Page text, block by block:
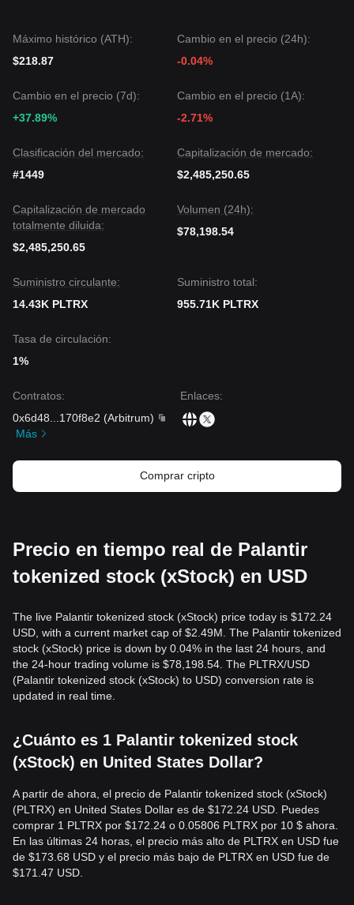
Máximo histórico (ATH):
$218.87
Cambio en el precio (24h):
-0.04%
Cambio en el precio (7d):
+37.89%
Cambio en el precio (1A):
-2.71%
Clasificación del mercado:
#1449
Capitalización de mercado:
$2,485,250.65
Capitalización de mercado
totalmente diluida:
$2,485,250.65
Volumen (24h):
$78,198.54
Suministro circulante:
14.43K PLTRX
Suministro total:
955.71K PLTRX
Tasa de circulación:
1%
Contratos:
0x6d48
170f8e2 (Arbitrum)
Más
Enlaces:
Comprar cripto
Precio en tiempo real de Palantir
tokenized stock (xStock) en USD
The live Palantir tokenized stock (xStock) price today is $172.24
USD, with a current market cap of $2.49M. The Palantir tokenized
stock (xStock) price is down by 0.04% in the last 24 hours, and
the 24-hour trading volume is $78,198.54. The PLTRX/USD
(Palantir tokenized stock (xStock) to USD) conversion rate is
updated in real time.
¿Cuánto es 1 Palantir tokenized stock
(xStock) en United States Dollar?
A partir de ahora, el precio de Palantir tokenized stock (xStock)
(PLTRX) en United States Dollar es de $172.24 USD. Puedes
comprar 1 PLTRX por $172.24 o 0.05806 PLTRX por 10 $ ahora.
En las últimas 24 horas, el precio más alto de PLTRX en USD fue
de $173.68 USD y el precio más bajo de PLTRX en USD fue de
$171.47 USD.